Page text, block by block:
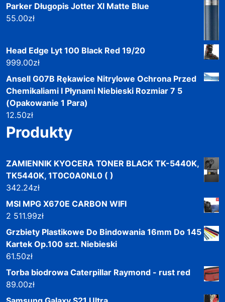
Parker Długopis Jotter Xl Matte Blue
55.00zł
Head Edge Lyt 100 Black Red 19/20
999.00zł
Ansell G07B Rękawice Nitrylowe Ochrona Przed
Chemikaliami I Płynami Niebieski Rozmiar 7 5
(Opakowanie 1 Para)
12.50zł
Produkty
ZAMIENNIK KYOCERA TONER BLACK TK-5440K,
TK5440K, 1T0C0A0NL0 ( )
342.24zł
MSI MPG X670E CARBON WIFI
2 511.99zł
Grzbiety Plastikowe Do Bindowania 16mm Do 145
Kartek Op.100 szt. Niebieski
61.50zł
Torba biodrowa Caterpillar Raymond - rust red
89.00zł